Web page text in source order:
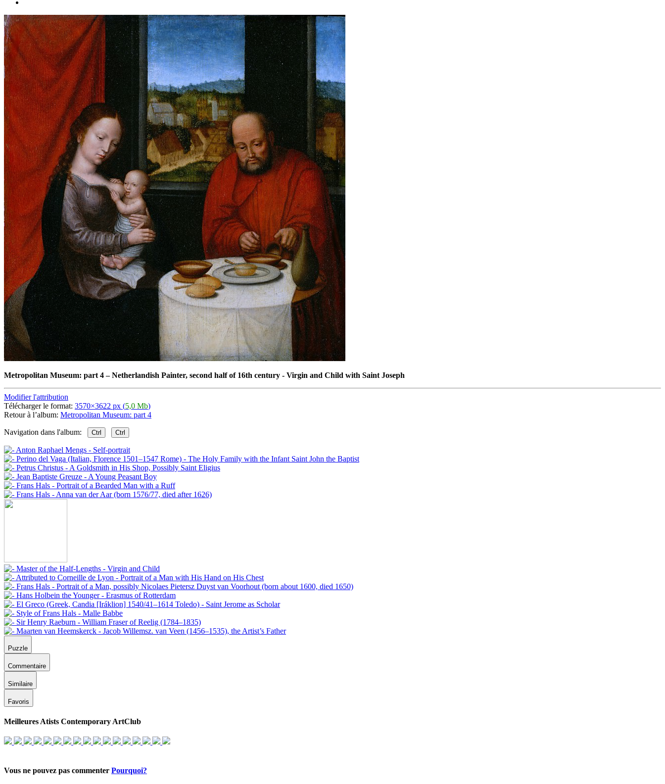
Metropolitan Museum: part 4–Netherlandish Painter, second half of 16th century - Virgin and Child with Saint Joseph
Modifier l'attribution
Télécharger le format: 3570×3622 px (5,0 Mb)
Retour à l’album: Metropolitan Museum: part 4
Navigation dans l'album: Ctrl Ctrl
Puzzle
Commentaire
Similaire
Favoris
Meilleures Atists Contemporary ArtClub
Vous ne pouvez pas commenter Pourquoi?